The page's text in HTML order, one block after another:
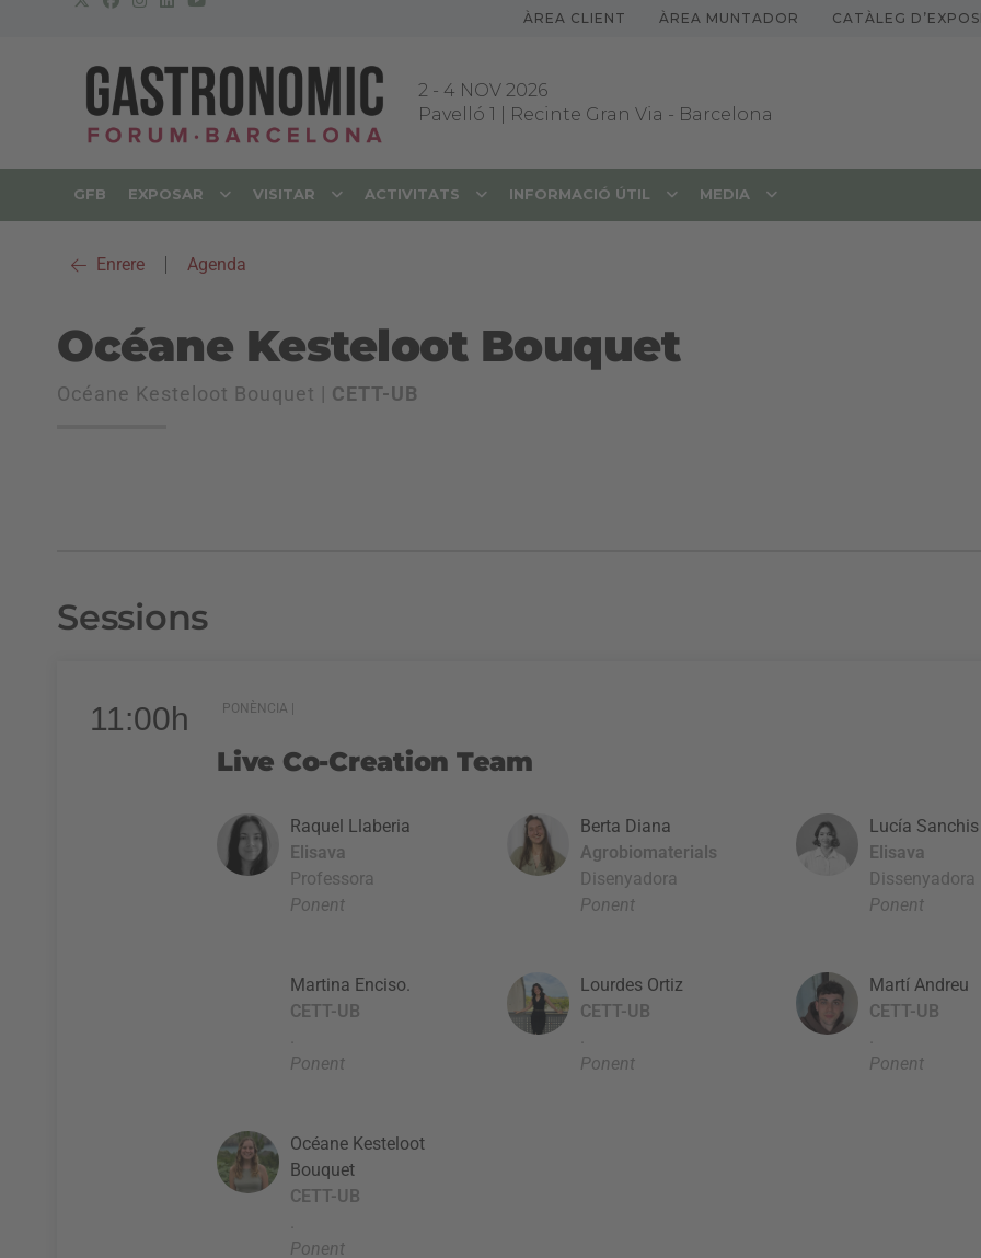
ÀREA CLIENT ÀREA MUNTADOR CATÀLEG
2 - 4 NOV 2026
Pavelló 1 | Recinte Gran Via - Barcelona
GFB EXPOSAR VISITAR ACTIVITATS INFORMACIÓ ÚTIL MEDIA
Enrere Agenda
Océane Kesteloot Bouquet
Océane Kesteloot Bouquet | CETT-UB
Sessions
11:00h PONÈNCIA |
Live Co-Creation Team
Berta Diana
Agrobiomaterials
Disenyadora
Ponent
Lucía Sanchis
Elisava
Dissenyadora
Ponent
Raquel Llaberia
Elisava
Professora
Ponent
Martina Enciso.
CETT-UB
Ponent
Lourdes Ortiz
CETT-UB
Ponent
Martí Andreu
CETT-UB
Ponent
Océane Kesteloot
Bouquet
CETT-UB
Ponent